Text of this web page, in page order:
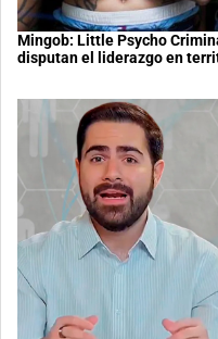
Mingob: Little Psycho
disputan el liderazgo en